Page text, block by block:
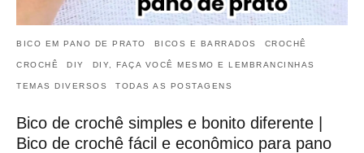
BICO EM PANO DE PRATO BICOS E BARRADOS CROCHÊ
CROCHÊ DIY DIY, FAÇA VOCÊ MESMO E LEMBRANCINHAS
TEMAS DIVERSOS TODAS AS POSTAGENS
Bico de crochê simples e bonito diferente |
Bico de crochê fácil e econômico para pano